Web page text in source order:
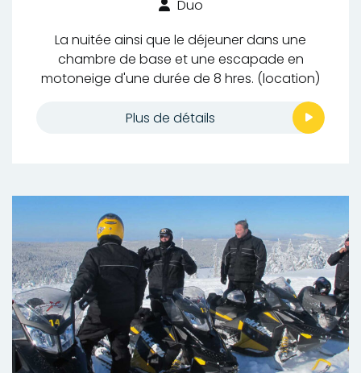
difficulté
:
Type
randonnée
:
Duo
La nuitée ainsi que le déjeuner dans une
chambre de base et une escapade en
motoneige d'une durée de 8 hres. (location)
Plus de détails